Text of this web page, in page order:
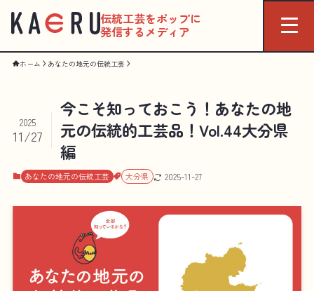
伝統工芸をポップに
発信するメディア
ホーム あなたの地元の伝統工芸
今こそ知っておこう！あなたの地
元の伝統的工芸品！Vol.44大分県
編
2025
11/27
あなたの地元の伝統工芸 大分県 2025-11-27